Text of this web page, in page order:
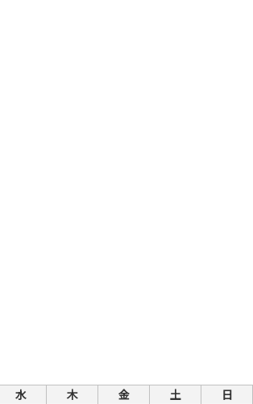
水 木 金 土 日